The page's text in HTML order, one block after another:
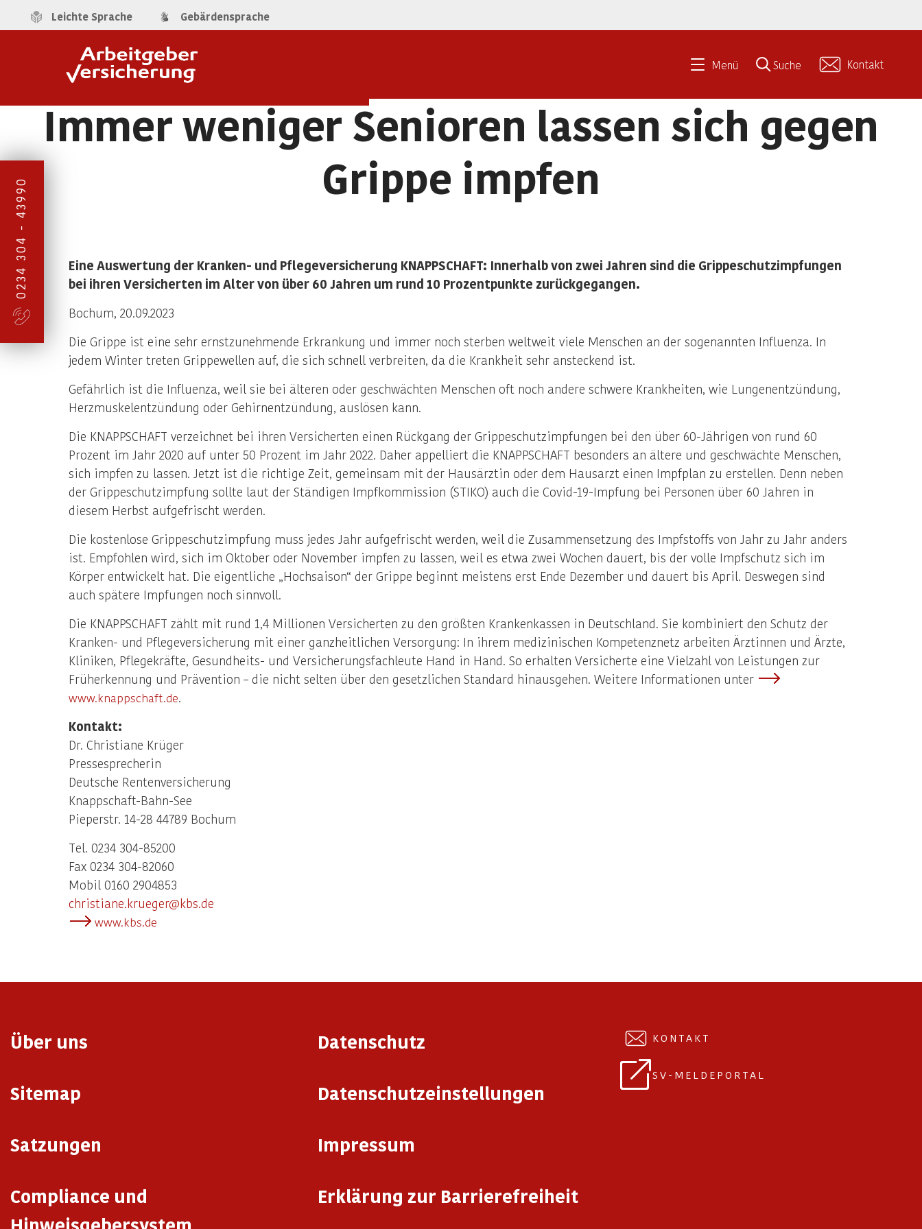
Leichte Sprache Gebärdensprache
Menü Suche Kontakt
0234 304 - 43990
Immer weniger Senioren lassen sich gegen
Grippe impfen
Eine Auswertung der Kranken- und Pflegeversicherung KNAPPSCHAFT: Innerhalb von zwei Jahren sind die Grippeschutzimpfungen
bei ihren Versicherten im Alter von über 60 Jahren um rund 10 Prozentpunkte zurückgegangen.
Bochum, 20.09.2023
Die Grippe ist eine sehr ernstzunehmende Erkrankung und immer noch sterben weltweit viele Menschen an der sogenannten Influenza. In
jedem Winter treten Grippewellen auf, die sich schnell verbreiten, da die Krankheit sehr ansteckend ist.
Gefährlich ist die Influenza, weil sie bei älteren oder geschwächten Menschen oft noch andere schwere Krankheiten, wie Lungenentzündung,
Herzmuskelentzündung oder Gehirnentzündung, auslösen kann.
Die KNAPPSCHAFT verzeichnet bei ihren Versicherten einen Rückgang der Grippeschutzimpfungen bei den über 60-Jährigen von rund 60
Prozent im Jahr 2020 auf unter 50 Prozent im Jahr 2022. Daher appelliert die KNAPPSCHAFT besonders an ältere und geschwächte Menschen,
sich impfen zu lassen. Jetzt ist die richtige Zeit, gemeinsam mit der Hausärztin oder dem Hausarzt einen Impfplan zu erstellen. Denn neben
der Grippeschutzimpfung sollte laut der Ständigen Impfkommission (STIKO) auch die Covid-19-Impfung bei Personen über 60 Jahren in
diesem Herbst aufgefrischt werden.
Die kostenlose Grippeschutzimpfung muss jedes Jahr aufgefrischt werden, weil die Zusammensetzung des Impfstoffs von Jahr zu Jahr anders
ist. Empfohlen wird, sich im Oktober oder November impfen zu lassen, weil es etwa zwei Wochen dauert, bis der volle Impfschutz sich im
Körper entwickelt hat. Die eigentliche „Hochsaison“ der Grippe beginnt meistens erst Ende Dezember und dauert bis April. Deswegen sind
auch spätere Impfungen noch sinnvoll.
Die KNAPPSCHAFT zählt mit rund 1,4 Millionen Versicherten zu den größten Krankenkassen in Deutschland. Sie kombiniert den Schutz der
Kranken- und Pflegeversicherung mit einer ganzheitlichen Versorgung: In ihrem medizinischen Kompetenznetz arbeiten Ärztinnen und Ärzte,
Kliniken, Pflegekräfte, Gesundheits- und Versicherungsfachleute Hand in Hand. So erhalten Versicherte eine Vielzahl von Leistungen zur
Früherkennung und Prävention – die nicht selten über den gesetzlichen Standard hinausgehen. Weitere Informationen unter
www.knappschaft.de
Kontakt:
Dr. Christiane Krüger
Pressesprecherin
Deutsche Rentenversicherung
Knappschaft-Bahn-See
Pieperstr. 14-28 44789 Bochum
Tel. 0234 304-85200
Fax 0234 304-82060
Mobil 0160 2904853
christiane.krueger@kbs.de
www.kbs.de
Über uns
Sitemap
Satzungen
Compliance und
Hinweisgebersystem
Datenschutz
Datenschutzeinstellungen
Impressum
Erklärung zur Barrierefreiheit
KONTAKT
SV-MELDEPORTAL